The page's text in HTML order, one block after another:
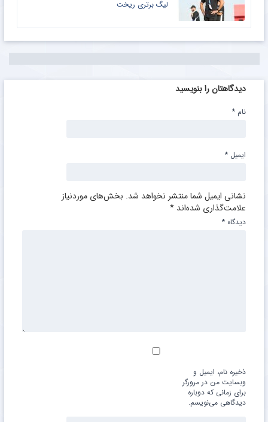
لیگ برتری ریخت
دیدگاهتان را بنویسید
نشانی ایمیل شما منتشر نخواهد شد. بخش‌های موردنیاز
علامت‌گذاری شده‌اند *
دیدگاه *
نام *
ایمیل *
ذخیره نام، ایمیل و
وبسایت من در مرورگر
برای زمانی که دوباره
دیدگاهی می‌نویسم.